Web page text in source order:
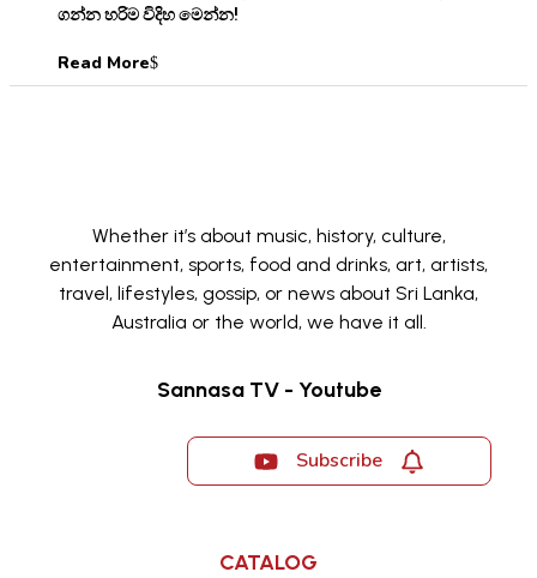
ගන්න හරිම විදිහ මෙන්න!
Read More
Whether it’s about music, history, culture,
entertainment, sports, food and drinks, art, artists,
travel, lifestyles, gossip, or news about Sri Lanka,
Australia or the world, we have it all.
Sannasa TV - Youtube
Subscribe
CATALOG